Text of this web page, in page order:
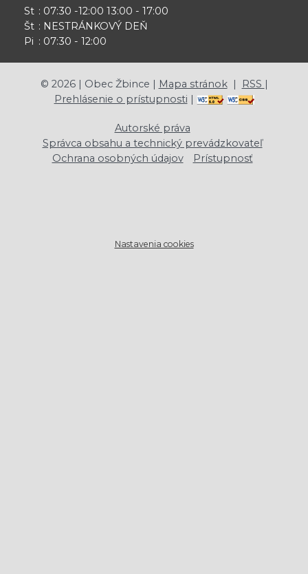
St
Št
Pi
: 07:30 -12:00 13:00 - 17:00
: NESTRÁNKOVÝ DEŇ
: 07:30 - 12:00
© 2026| Obec Žbince | Mapa stránok| RSS |
Prehlásenie o prístupnosti |
Autorské práva
Správca obsahu a technický prevádzkovateľ
Ochrana osobných údajov
Prístupnosť
Nastavenia cookies